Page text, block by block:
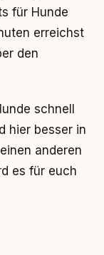
für Hunde
erreichst
den
schnell
hier besser in
anderen
es für euch